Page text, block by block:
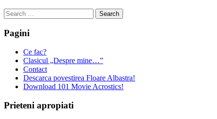
Search
for:
Pagini
Ce fac?
Clasicul „Despre mine…”
Contact
Descarca povestirea Floare Albastra!
Download 101 Movie Acrostics!
Prieteni apropiati